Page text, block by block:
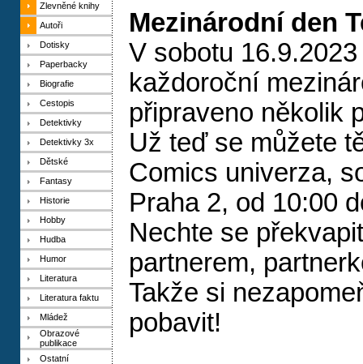
Zlevněné knihy
Autoři
Dotisky
Paperbacky
Biografie
Cestopis
Detektivky
Detektivky 3x
Dětské
Fantasy
Historie
Hobby
Hudba
Humor
Literatura
Literatura faktu
Mládež
Obrazové
publikace
Ostatní
Mezinárodní den
V sobotu
každoroční
připraveno několik
Už teď se můžete
Comics univerza,
Praha 2, od 10:00
Nechte se
partnerem,
Takže si
pobavit!